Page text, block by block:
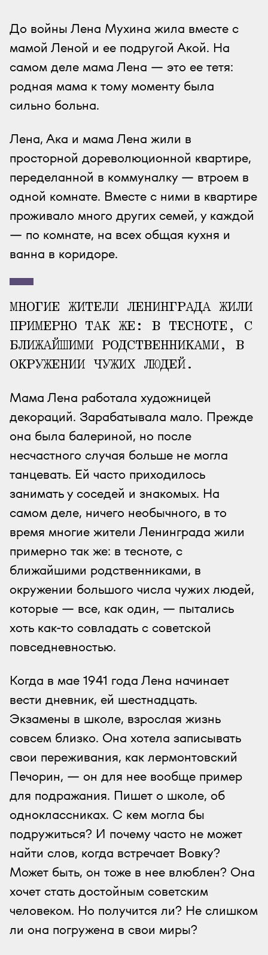
До войны Лена Мухина жила вместе с
мамой Леной и ее подругой Акой. На
самом деле мама Лена — это ее тетя:
родная мама к тому моменту была
сильно больна.
Лена, Ака и мама Лена жили в
просторной дореволюционной квартире,
переделанной в коммуналку — втроем в
одной комнате. Вместе с ними в квартире
проживало много других семей, у каждой
— по комнате, на всех общая кухня и
ванна в коридоре.
МНОГИЕ ЖИТЕЛИ ЛЕНИНГРАДА ЖИЛИ
ПРИМЕРНО ТАК ЖЕ: В ТЕСНОТЕ, С
БЛИЖАЙШИМИ РОДСТВЕННИКАМИ, В
ОКРУЖЕНИИ ЧУЖИХ ЛЮДЕЙ.
Мама Лена работала художницей
декораций. Зарабатывала мало. Прежде
она была балериной, но после
несчастного случая больше не могла
танцевать. Ей часто приходилось
занимать у соседей и знакомых. На
самом деле, ничего необычного, в то
время многие жители Ленинграда жили
примерно так же: в тесноте, с
ближайшими родственниками, в
окружении большого числа чужих людей,
которые — все, как один, — пытались
хоть как-то совладать с советской
повседневностью.
Когда в мае 1941 года Лена начинает
вести дневник, ей шестнадцать.
Экзамены в школе, взрослая жизнь
совсем близко. Она хотела записывать
свои переживания, как лермонтовский
Печорин, — он для нее вообще пример
для подражания. Пишет о школе, об
одноклассниках. С кем могла бы
подружиться? И почему часто не может
найти слов, когда встречает Вовку?
Может быть, он тоже в нее влюблен? Она
хочет стать достойным советским
человеком. Но получится ли? Не слишком
ли она погружена в свои миры?